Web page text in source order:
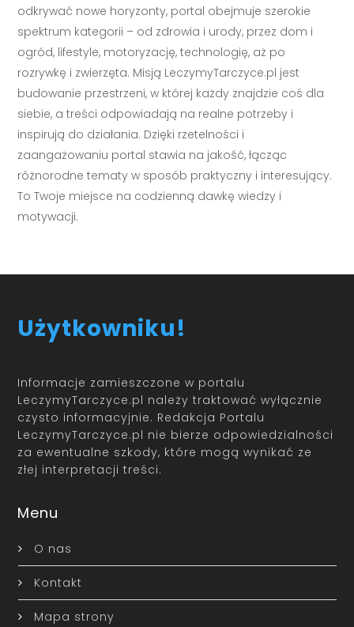
odkrywać nowe horyzonty, portal obejmuje szerokie
spektrum kategorii – od zdrowia i urody, przez dom i
ogród, lifestyle, motoryzację, technologię, aż po
rozrywkę i zwierzęta. Misją LeczymyTarczyce.pl jest
budowanie przestrzeni, w której każdy znajdzie coś dla
siebie, a treści odpowiadają na realne potrzeby i
inspirują do działania. Dzięki rzetelności i
zaangażowaniu portal stawia na jakość, łącząc
różnorodne tematy w sposób praktyczny i interesujący.
To Twoje miejsce na codzienną dawkę wiedzy i
motywacji.
Użytkowniku!
Informacje zamieszczone w portalu
LeczymyTarczyce.pl należy traktować wyłącznie
czysto informacyjnie. Redakcja Portalu
LeczymyTarczyce.pl nie bierze odpowiedzialności
za ewentualne szkody, które mogą wynikać ze
złej interpretacji treści.
Menu
O nas
Kontakt
Mapa strony